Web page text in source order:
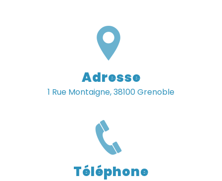
Adresse
1 Rue Montaigne, 38100 Grenoble
Téléphone